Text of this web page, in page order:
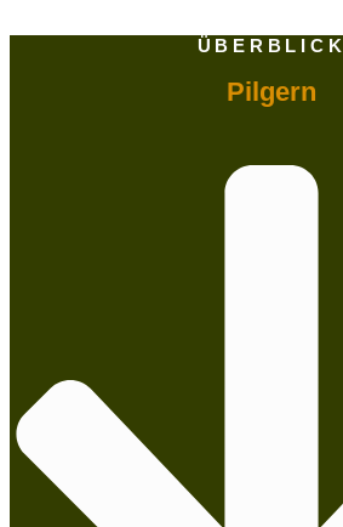
ÜBERBLICK
Pilgern